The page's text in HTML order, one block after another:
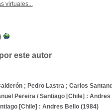
virtuales...
este autor
; Pedro Lastra ; Carlos
Pereira/ Santiago [Chile] : Andres
[Chile] : Andres Bello (1984)